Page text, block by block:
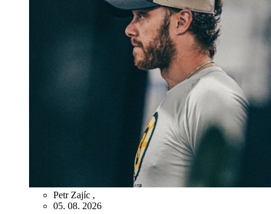
Petr Zajíc ,
05. 08. 2026